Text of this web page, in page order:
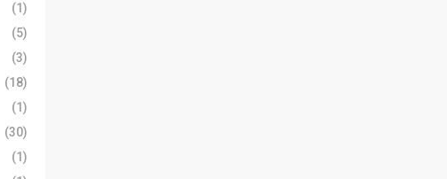
(1)
(5)
(3)
(18)
(1)
(30)
(1)